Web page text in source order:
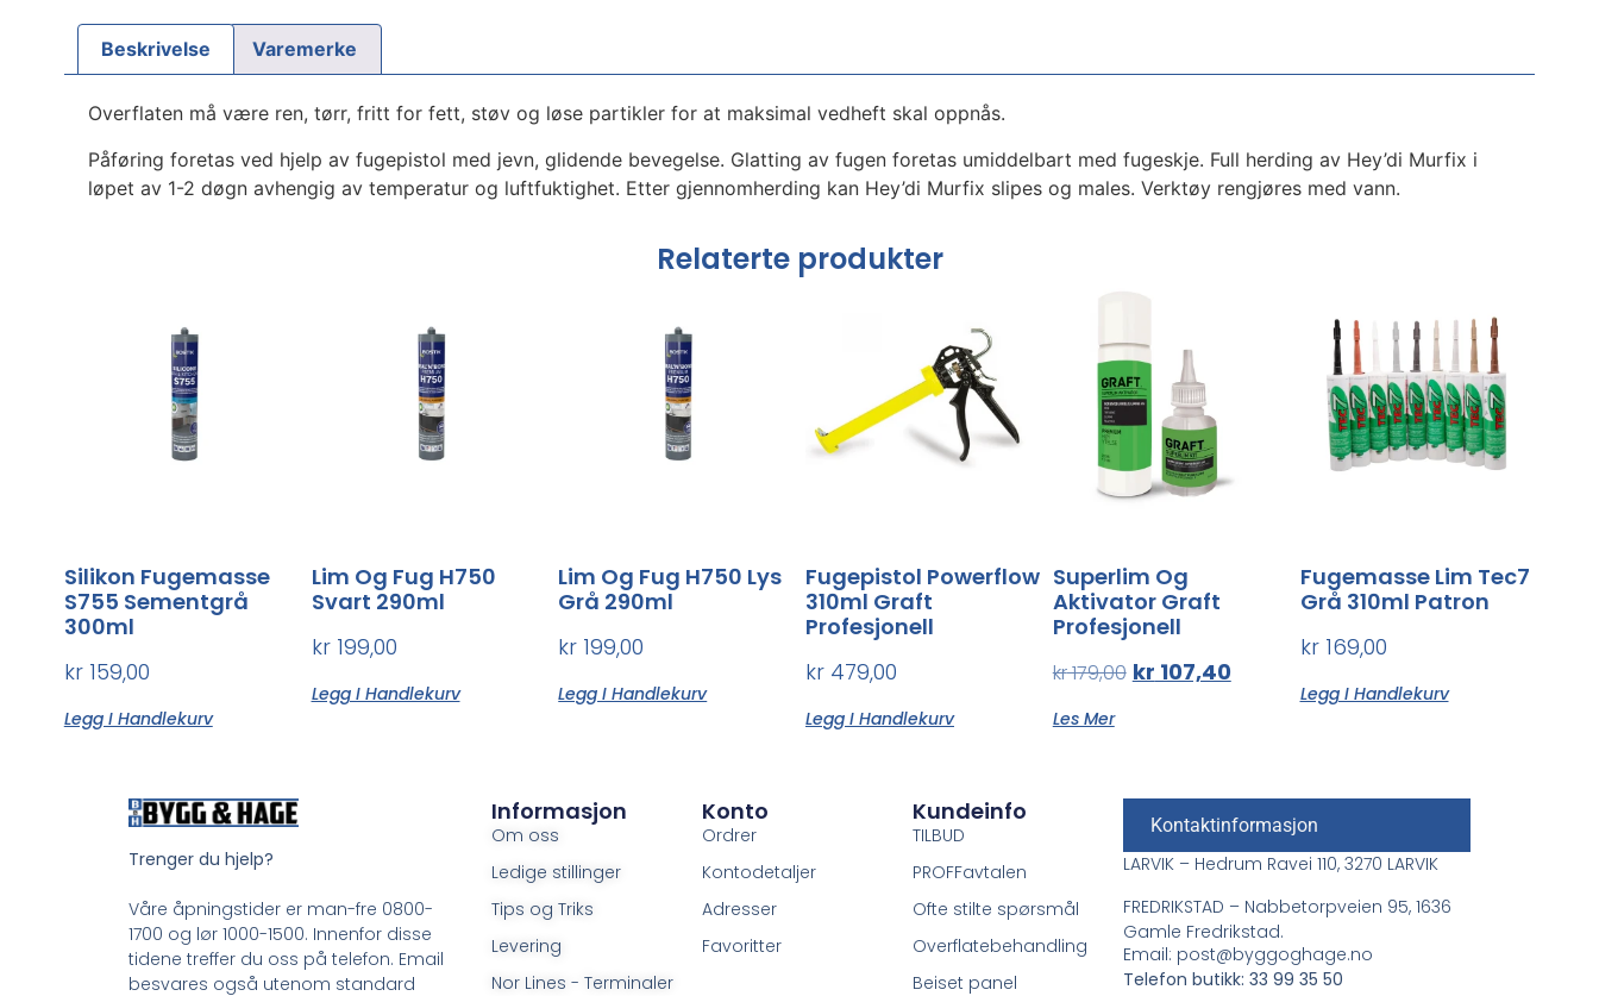
Beskrivelse Varemerke
Overflaten må være ren, tørr, fritt for fett, støv og løse partikler for at maksimal vedheft skal oppnås.
Påføring foretas ved hjelp av fugepistol med jevn, glidende bevegelse. Glatting av fugen foretas umiddelbart med fugeskje. Full herding av Hey’di Murfix i
løpet av 1-2 døgn avhengig av temperatur og luftfuktighet. Etter gjennomherding kan Hey’di Murfix slipes og males. Verktøy rengjøres med vann.
Relaterte produkter
Silikon Fugemasse
S755 Sementgrå
300ml
kr159,00
Legg I Handlekurv
Lim Og Fug H750
Svart 290ml
kr199,00
Legg I Handlekurv
Lim Og Fug H750 Lys
Grå 290ml
kr 199,00
Legg I Handlekurv
Fugepistol Powerflow
310ml Graft
Profesjonell
kr 479,00
Legg I Handlekurv
Superlim Og
Aktivator Graft
Profesjonell
kr179,00 kr 107,40
Les Mer
Fugemasse Lim Tec7
Grå 310ml Patron
kr169,00
Legg I Handlekurv
Trenger du hjelp?
Våre åpningstider er man-fre 0800-
1700 og lør 1000-1500. Innenfor disse
tidene treffer du oss på telefon. Email
besvares også utenom standard
Informasjon
Om oss
Ledige stillinger
Tips og Triks
Levering
Nor Lines - Terminaler
Konto
Ordrer
Kontodetaljer
Adresser
Favoritter
Kundeinfo
TILBUD
PROFFavtalen
Ofte stilte spørsmål
Overflatebehandling
Beiset panel
Kontaktinformasjon
LARVIK – Hedrum Ravei 110, 3270 LARVIK
FREDRIKSTAD – Nabbetorpveien 95, 1636
Gamle Fredrikstad.
Email: post@byggoghage.no
Telefon butikk: 33 99 35 50